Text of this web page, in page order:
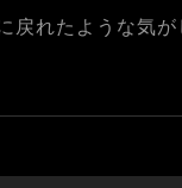
れたような気